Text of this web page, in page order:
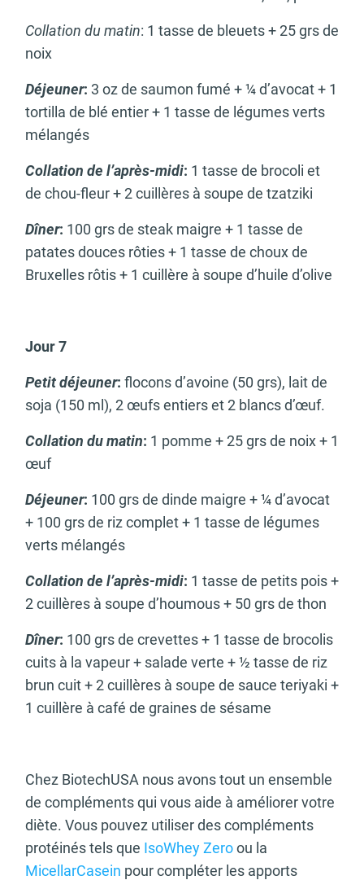
Collation du matin: 1 tasse de bleuets + 25 grs de
noix
Déjeuner: 3 oz de saumon fumé + ¼ d’avocat + 1
tortilla de blé entier + 1 tasse de légumes verts
mélangés
Collation de l’après-midi: 1 tasse de brocoli et
de chou-fleur + 2 cuillères à soupe de tzatziki
Dîner: 100 grs de steak maigre + 1 tasse de
patates douces rôties + 1 tasse de choux de
Bruxelles rôtis + 1 cuillère à soupe d’huile d’olive
Jour 7
Petit déjeuner: flocons d’avoine (50 grs), lait de
soja (150 ml), 2 œufs entiers et 2 blancs d’œuf.
Collation du matin: 1 pomme + 25 grs de noix + 1
œuf
Déjeuner: 100 grs de dinde maigre + ¼ d’avocat
+ 100 grs de riz complet + 1 tasse de légumes
verts mélangés
Collation de l’après-midi: 1 tasse de petits pois +
2 cuillères à soupe d’houmous + 50 grs de thon
Dîner: 100 grs de crevettes + 1 tasse de brocolis
cuits à la vapeur + salade verte + ½ tasse de riz
brun cuit + 2 cuillères à soupe de sauce teriyaki +
1 cuillère à café de graines de sésame
Chez BiotechUSA nous avons tout un ensemble
de compléments qui vous aide à améliorer votre
diète. Vous pouvez utiliser des compléments
protéinés tels que IsoWhey Zeroou la
MicellarCasein pour compléter les apports